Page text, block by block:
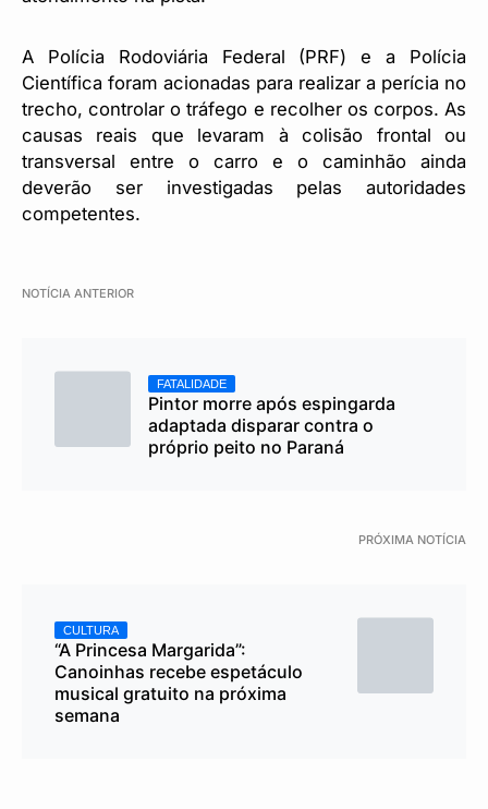
A Polícia Rodoviária Federal (PRF) e a Polícia
Científica foram acionadas para realizar a perícia no
trecho, controlar o tráfego e recolher os corpos. As
causas reais que levaram à colisão frontal ou
transversal entre o carro e o caminhão ainda
deverão ser investigadas pelas autoridades
competentes.
NOTÍCIA ANTERIOR
FATALIDADE
Pintor morre após espingarda
adaptada disparar contra o
próprio peito no Paraná
PRÓXIMA NOTÍCIA
CULTURA
“A Princesa Margarida”:
Canoinhas recebe espetáculo
musical gratuito na próxima
semana